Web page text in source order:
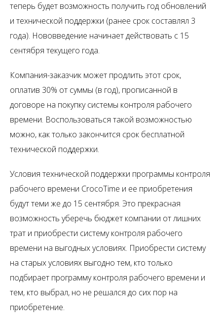
теперь будет возможность получить год обновлений
и технической поддержки (ранее срок составлял 3
года). Нововведение начинает действовать с 15
сентября текущего года.
Компания-заказчик может продлить этот срок,
оплатив 30% от суммы (в год), прописанной в
договоре на покупку системы контроля рабочего
времени. Воспользоваться такой возможностью
можно, как только закончится срок бесплатной
технической поддержки.
Условия технической поддержки программы контроля
рабочего времени CrocoTime и ее приобретения
будут теми же до 15 сентября. Это прекрасная
возможность уберечь бюджет компании от лишних
трат и приобрести систему контроля рабочего
времени на выгодных условиях. Приобрести систему
на старых условиях выгодно тем, кто только
подбирает программу контроля рабочего времени и
тем, кто выбрал, но не решался до сих пор на
приобретение.